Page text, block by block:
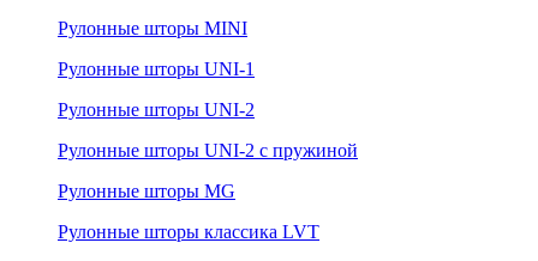
Рулонные шторы MINI
Рулонные шторы UNI-1
Рулонные шторы UNI-2
Рулонные шторы UNI-2 с пружиной
Рулонные шторы MG
Рулонные шторы классика LVT